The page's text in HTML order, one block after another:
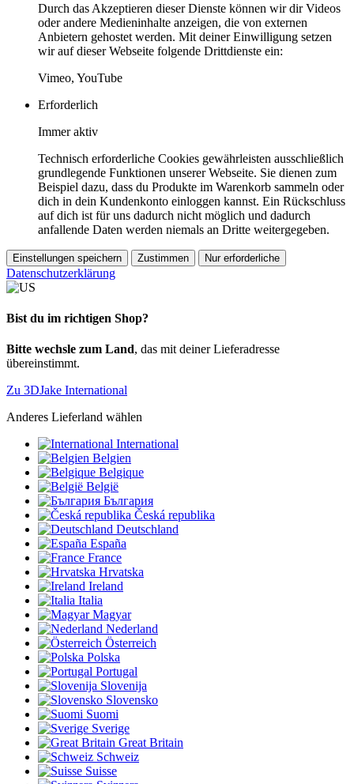
Durch das Akzeptieren dieser Dienste können wir dir Videos
oder andere Medieninhalte anzeigen, die von externen
Anbietern gehostet werden. Mit deiner Einwilligung setzen
wir auf dieser Webseite folgende Drittdienste ein:
Vimeo, YouTube
Erforderlich
Immer aktiv
Technisch erforderliche Cookies gewährleisten ausschließlich
grundlegende Funktionen unserer Webseite. Sie dienen zum
Beispiel dazu, dass du Produkte im Warenkorb sammeln oder
dich in dein Kundenkonto einloggen kannst. Ein Rückschluss
auf dich ist für uns dadurch nicht möglich und dadurch
anfallende Daten werden niemals an Dritte weitergegeben.
Einstellungen speichern Zustimmen Nur erforderliche
Datenschutzerklärung
Bist du im richtigen Shop?
Bitte wechsle zum Land, das mit deiner Lieferadresse
übereinstimmt.
Zu 3DJake International
Anderes Lieferland wählen
International
Belgien
Belgique
België
България
Česká republika
Deutschland
España
France
Hrvatska
Ireland
Italia
Magyar
Nederland
Österreich
Polska
Portugal
Slovenija
Slovensko
Suomi
Sverige
Great Britain
Schweiz
Suisse